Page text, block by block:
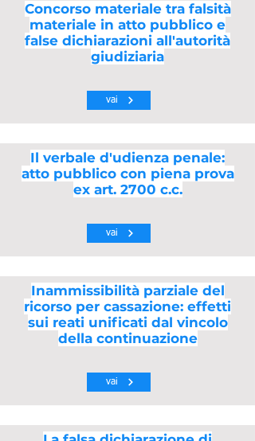
Concorso materiale tra falsità
materiale in atto pubblico e
false dichiarazioni all'autorità
giudiziaria
vai
Il verbale d'udienza penale:
atto pubblico con piena prova
ex art. 2700 c.c.
vai
Inammissibilità parziale del
ricorso per cassazione: effetti
sui reati unificati dal vincolo
della continuazione
vai